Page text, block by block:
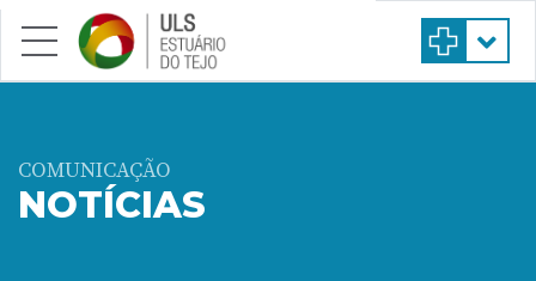
Saltar para conteúdo principal
COMUNICAÇÃO
NOTÍCIAS